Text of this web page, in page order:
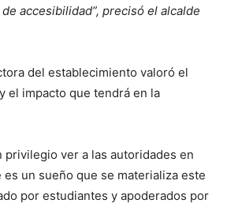
accesibilidad”, precisó el alcalde
del establecimiento valoró el
el impacto que tendrá en la
privilegio ver a las autoridades en
un sueño que se materializa este
por estudiantes y apoderados por